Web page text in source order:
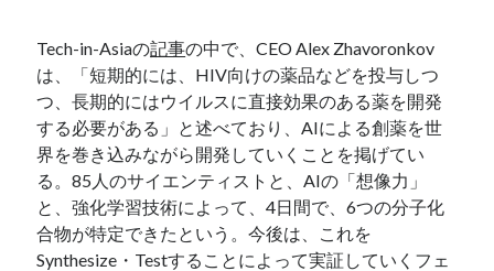
Tech-in-Asiaの記事の中で、CEO Alex Zhavoronkov
は、「短期的には、HIV向けの薬品などを投与しつ
つ、長期的にはウイルスに直接効果のある薬を開発
する必要がある」と述べており、AIによる創薬を世
界を巻き込みながら開発していくことを掲げてい
る。85人のサイエンティストと、AIの「想像力」
と、強化学習技術によって、4日間で、6つの分子化
合物が特定できたという。今後は、これを
Synthesize・Testすることによって実証していくフェ